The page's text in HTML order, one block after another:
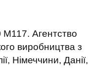
М117. Агентство
виробництва з
Німеччини, Данії,